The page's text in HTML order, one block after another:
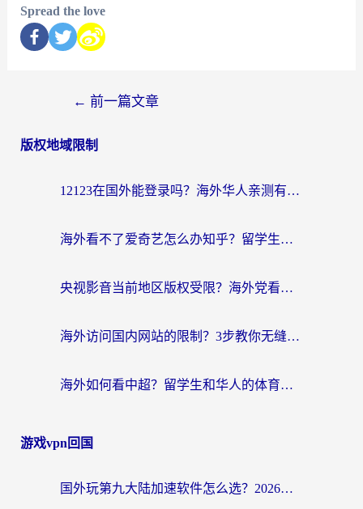
Spread the love
← 前一篇文章
版权地域限制
12123在国外能登录吗？海外华人亲测有效的回国加速器选择指南
海外看不了爱奇艺怎么办知乎？留学生亲测有效的回国加速方案
央视影音当前地区版权受限？海外党看国内剧、追电视台的终极解决方案
海外访问国内网站的限制？3步教你无缝解锁国内资源（附实测最优工具）
海外如何看中超？留学生和华人的体育赛事观看终极指南（附欧洲杯奥运会观看技巧）
游戏vpn回国
国外玩第九大陆加速软件怎么选？2026终极指南帮你告别延迟卡顿